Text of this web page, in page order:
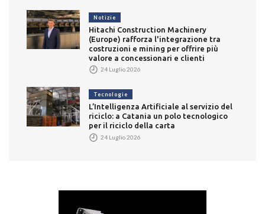
Notizie
Hitachi Construction Machinery
(Europe) rafforza l'integrazione tra
costruzioni e mining per offrire più
valore a concessionari e clienti
24 Luglio 2026
Tecnologie
L’Intelligenza Artificiale al servizio del
riciclo: a Catania un polo tecnologico
per il riciclo della carta
24 Luglio 2026